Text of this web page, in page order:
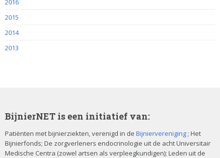
2016
2015
2014
2013
BijnierNET is een initiatief van:
Patiënten met bijnierziekten, verenigd in de Bijniervereniging ; Het
Bijnierfonds; De zorgverleners endocrinologie uit de acht Universitair
Medische Centra (zowel artsen als verpleegkundigen); Leden uit de